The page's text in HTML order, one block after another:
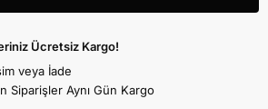
Ücretsiz Kargo!
veya İade
Siparişler Aynı Gün Kargo